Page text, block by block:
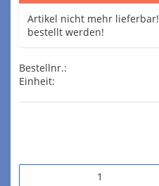
Artikel nicht mehr
bestellt werden!
Bestellnr.:
Einheit: